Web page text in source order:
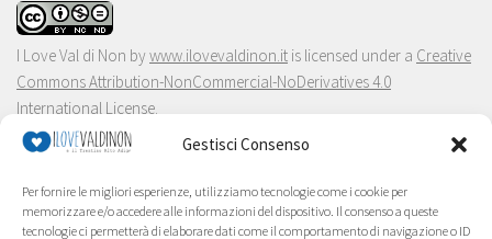
Gestisci Consenso
Per fornire le migliori esperienze, utilizziamo tecnologie come i cookie per
memorizzare e/o accedere alle informazioni del dispositivo. Il consenso a queste
tecnologie ci permetterà di elaborare dati come il comportamento di navigazione o ID
I Love Val di Non bywww.ilovevaldinon.it is licensed under a Creative
Commons Attribution-NonCommercial-NoDerivatives 4.0
International License